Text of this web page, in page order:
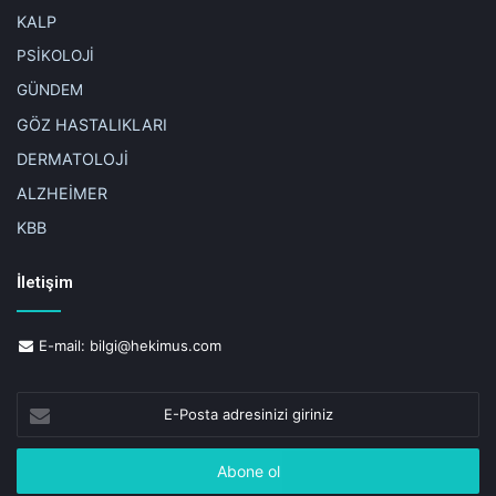
KALP
PSİKOLOJİ
GÜNDEM
GÖZ HASTALIKLARI
DERMATOLOJİ
ALZHEİMER
KBB
İletişim
E-mail: bilgi@hekimus.com
Posta
adresinizi